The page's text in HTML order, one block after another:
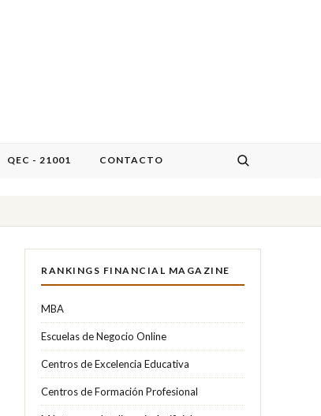
QEC - 21001 CONTACTO
RANKINGS FINANCIAL MAGAZINE
MBA
Escuelas de Negocio Online
Centros de Excelencia Educativa
Centros de Formación Profesional